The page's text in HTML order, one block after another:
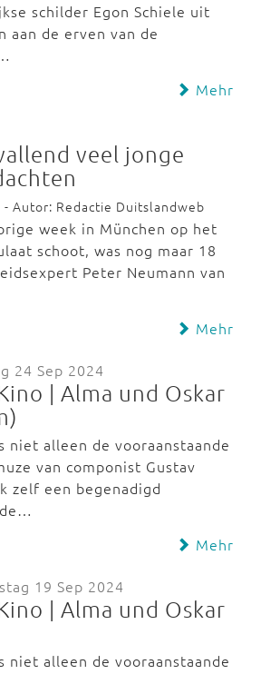
schilder Egon Schiele uit
aan de erven van de
Mehr
veel jonge
Autor: Redactie Duitslandweb
week in München op het
schoot, was nog maar 18
Peter Neumann van
Mehr
24 Sep 2024
| Alma und Oskar
niet alleen de vooraanstaande
van componist Gustav
zelf een begenadigd
Mehr
19 Sep 2024
| Alma und Oskar
niet alleen de vooraanstaande